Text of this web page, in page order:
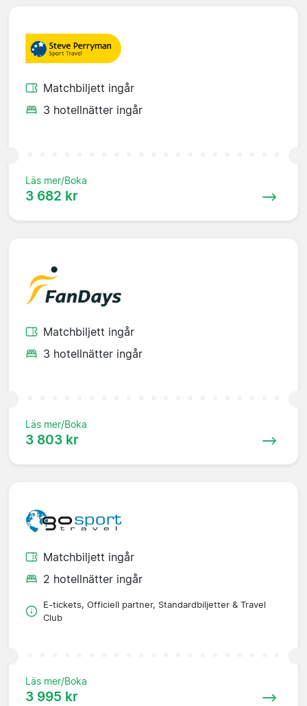
Matchbiljett ingår
3 hotellnätter ingår
Läs mer/Boka
3 682 kr
Matchbiljett ingår
3 hotellnätter ingår
Läs mer/Boka
3 803 kr
Matchbiljett ingår
2 hotellnätter ingår
E-tickets, Officiell partner, Standardbiljetter & Travel
Club
Läs mer/Boka
3 995 kr